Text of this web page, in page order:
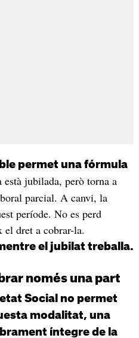
permet una fórmula
està jubilada, però torna a
parcial. A canvi, la
període. No es perd
dret a cobrar-la.
el jubilat treballa.
només una part
Social no permet
modalitat, una
íntegre de la